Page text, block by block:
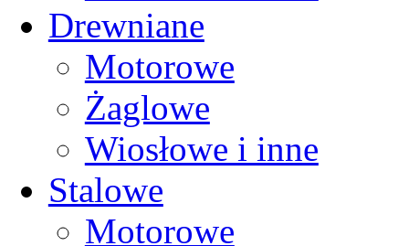
Drewniane
Motorowe
Żaglowe
Wiosłowe i inne
Stalowe
Motorowe